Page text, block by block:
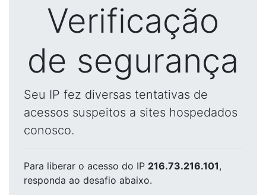
Verificação
de segurança
Seu IP fez diversas tentativas de
acessos suspeitos a sites hospedados
conosco.
Para liberar o acesso do IP 216.73.216.101,
responda ao desafio abaixo.